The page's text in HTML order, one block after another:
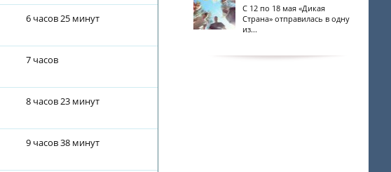
6 часов 25 минут
7 часов
8 часов 23 минут
9 часов 38 минут
С 12 по 18 мая «Дикая
Страна» отправилась в одну
из...